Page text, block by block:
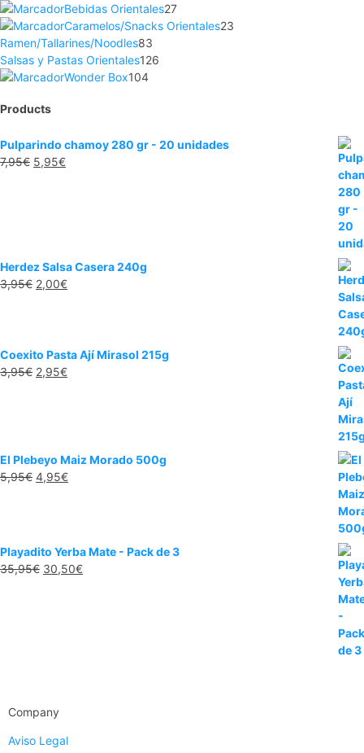
Bebidas Orientales27
Caramelos/Snacks Orientales23
Ramen/Tallarines/Noodles83
Salsas y Pastas Orientales126
Wonder Box104
Products
Pulparindo chamoy 280 gr - 20 unidades
7,95€ 5,95€
Herdez Salsa Casera 240g
3,95€ 2,00€
Coexito Pasta Ají Mirasol 215g
3,95€ 2,95€
El Plebeyo Maiz Morado 500g
5,95€ 4,95€
Playadito Yerba Mate - Pack de 3
35,95€ 30,50€
Company
Aviso Legal